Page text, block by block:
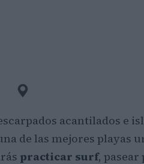
acantilados e
de las mejores playas
practicar surf, pasear